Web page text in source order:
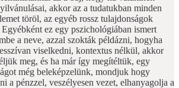
akkor az a tudatukban minden
töröl, az egyéb rossz tulajdonságok
ez egy pszichológiában ismert
a neve, azzal szokták példázni, hogyha
viselkedni, kontextus nélkül, akkor
meg, és ha már így megítéltük, egy
még beleképzelünk, mondjuk hogy
a pénzzel, veszélyesen vezet, elhanyagolja a